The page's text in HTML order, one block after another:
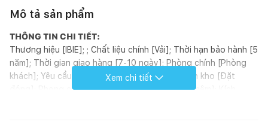
Mô tả sản phẩm
THÔNG TIN CHI TIẾT:
Thương hiệu [IBIE]; ; Chất liệu chính [Vải]; Thời hạn bảo hành [5
năm]; Thời gian giao hàng [7-10 ngày]; Phòng chính [Phòng
khách]; Yêu cầu lắp đặt [Không]; Tình trạng tồn kho [Đặt
đóng]; Phong cách [Modern]; Hoàn thiện [Bọc nệm]; Kích
Xem chi tiết